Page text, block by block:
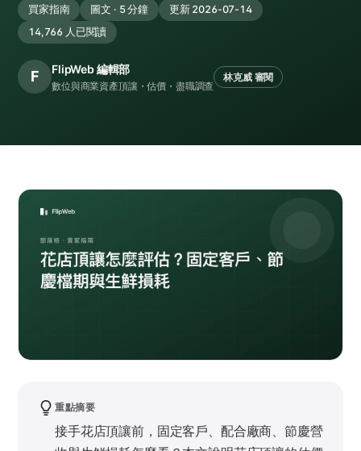
買家指南 圖文 · 5 分鐘
更新 2026-07-14
14,766 人已閱讀
F FlipWeb 編輯部
數位與商業資產頂讓・估價・盡職調查
林克威 審閱
重點摘要
接手花店頂讓前，固定客戶、配合廠商、節慶營